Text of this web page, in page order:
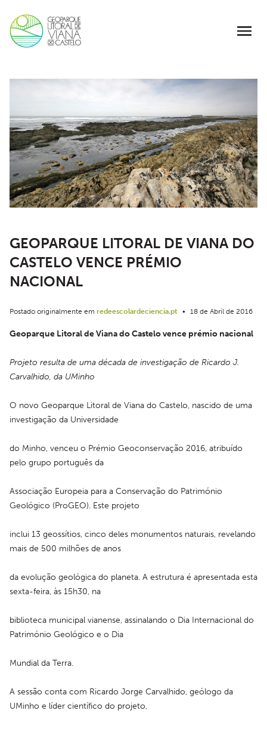
GEOPARQUE LITORAL DE VIANA DO
CASTELO VENCE PRÉMIO
NACIONAL
Postado originalmente em redeescolardeciencia.pt • 18 de Abril de 2016
Geoparque Litoral de Viana do Castelo vence prémio nacional
Projeto resulta de uma década de investigação de Ricardo J.
Carvalhido, da UMinho
O novo Geoparque Litoral de Viana do Castelo, nascido de uma
investigação da Universidade
do Minho, venceu o Prémio Geoconservação 2016, atribuído
pelo grupo português da
Associação Europeia para a Conservação do Património
Geológico (ProGEO). Este projeto
inclui 13 geossítios, cinco deles monumentos naturais, revelando
mais de 500 milhões de anos
da evolução geológica do planeta. A estrutura é apresentada esta
sexta-feira, às 15h30, na
biblioteca municipal vianense, assinalando o Dia Internacional do
Património Geológico e o Dia
Mundial da Terra.
A sessão conta com Ricardo Jorge Carvalhido, geólogo da
UMinho e líder científico do projeto,